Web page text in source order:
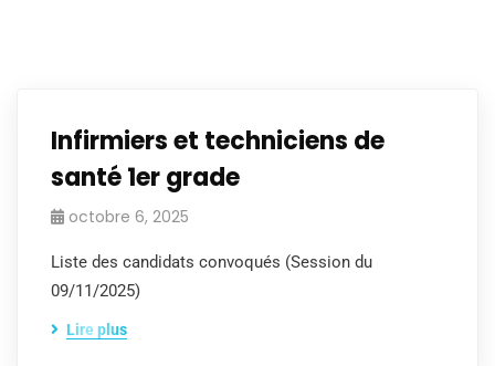
Infirmiers et techniciens de
santé 1er grade
octobre 6, 2025
Liste des candidats convoqués (Session du
09/11/2025)
Lire plus